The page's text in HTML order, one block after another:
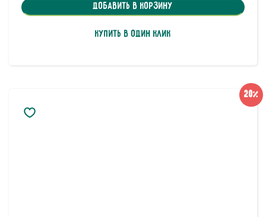
Добавить в корзину
Купить в один клик
20%